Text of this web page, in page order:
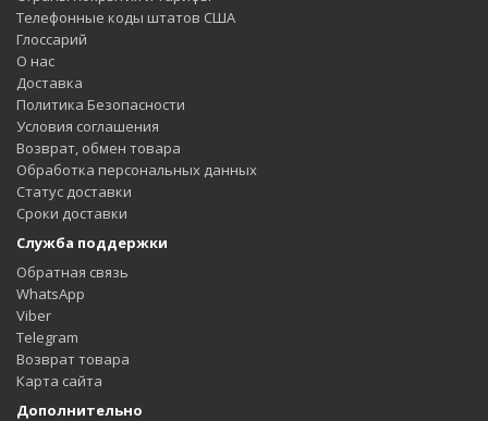
Телефонные коды штатов США
Глоссарий
О нас
Доставка
Политика Безопасности
Условия соглашения
Возврат, обмен товара
Обработка персональных данных
Статус доставки
Сроки доставки
Служба поддержки
Обратная связь
WhatsApp
Viber
Telegram
Возврат товара
Карта сайта
Дополнительно